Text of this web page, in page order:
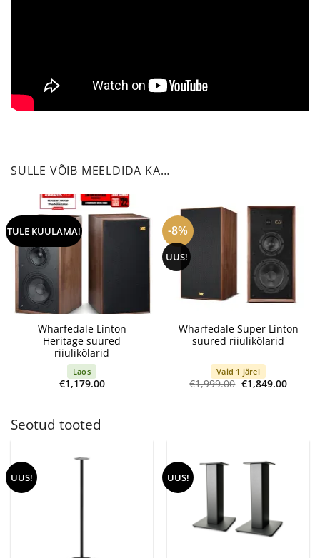
SULLE VÕIB MEELDIDA KA…
TULE KUULAMA!
Wharfedale Linton
Heritage suured
riiulikõlarid
Laos
€1,179.00
-8%
UUS!
Wharfedale Super Linton
suured riiulikõlarid
Vaid 1 järel
€1,999.00 Algne
hind
€1,849.00
Seotud tooted
UUS! UUS!